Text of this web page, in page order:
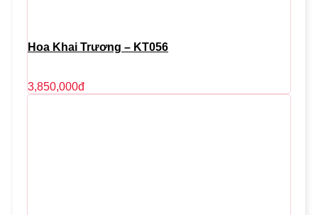
Hoa Khai Trương – KT056
3,850,000đ